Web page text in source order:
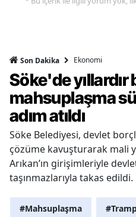
Son Dakika Ekonomi
Söke'de
mahsuplaşma
adım atıldı
Söke Belediyesi, devlet
çözüme kavuşturarak mali
Arıkan’ın girişimleriyle
taşınmazlarıyla takas edildi.
#Mahsuplaşma